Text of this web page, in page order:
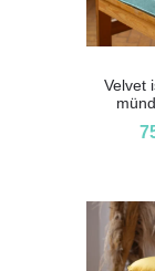
Velvet